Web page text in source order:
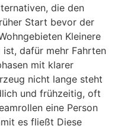
die den
Start bevor der
Kleinere
ist, dafür mehr Fahrten
mit klarer
nicht lange steht
und frühzeitig, oft
eine Person
es fließt Diese